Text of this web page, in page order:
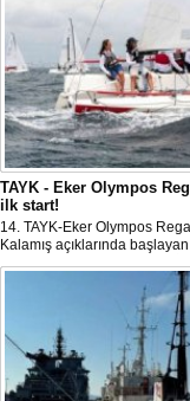
TAYK - Eker Olympos
ilk start!
14. TAYK-Eker Olympos
Kalamış açıklarında başlayan
yarışlarıyla ilk startını verdi.
gün boyunca yelken
buluşturacak
gününde 9 tekne rüzgârla